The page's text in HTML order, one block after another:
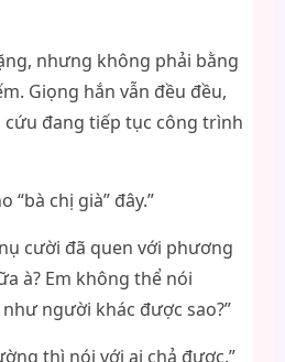
nhưng không phải bằng
Giọng hắn vẫn đều đều,
đang tiếp tục công trình
“bà chị già” đây.”
cười đã quen với phương
à? Em không thể nói
người khác được sao?”
thì nói với ai chả được.”